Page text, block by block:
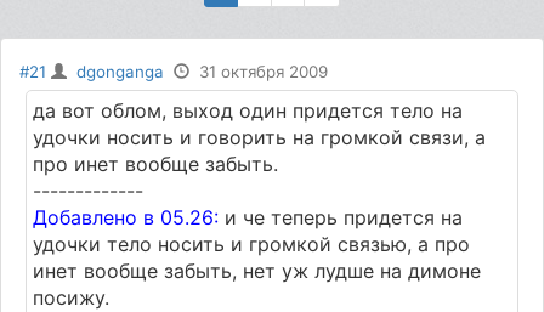
#21 dgonganga 31 октября 2009
да вот облом, выход один придется тело на
удочки носить и говорить на громкой связи, а
про инет вообще забыть.
-------------
Добавлено в 05.26: и че теперь придется на
удочки тело носить и громкой связью, а про
инет вообще забыть, нет уж лудше на димоне
посижу.